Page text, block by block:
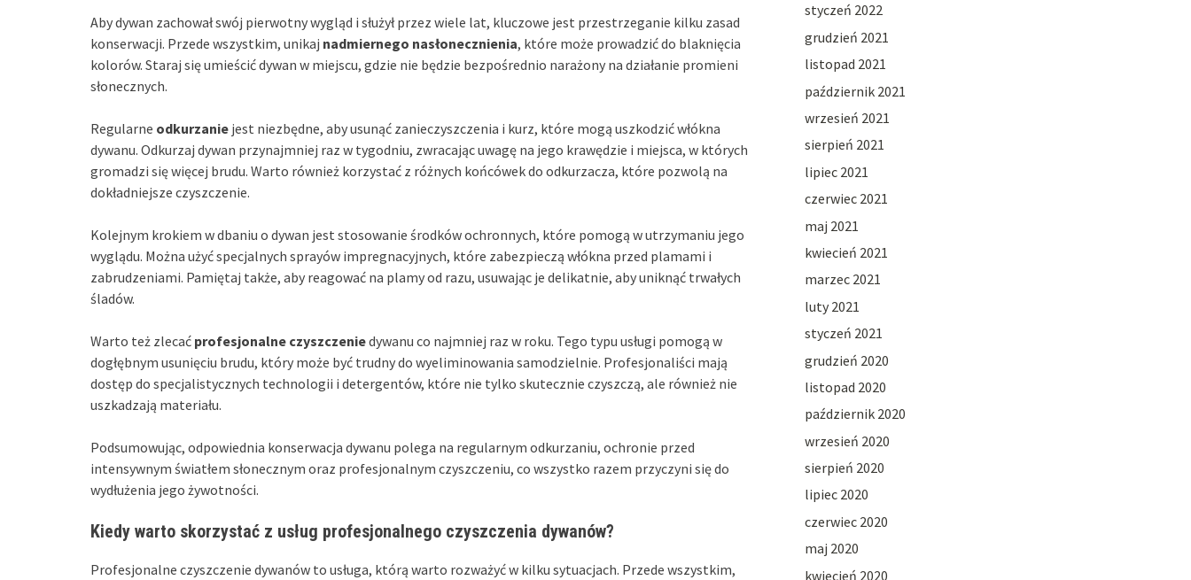
Aby dywan zachował swój pierwotny wygląd i służył przez wiele lat, kluczowe jest przestrzeganie kilku zasad
konserwacji. Przede wszystkim, unikaj nadmiernego nasłonecznienia, które może prowadzić do blaknięcia
kolorów. Staraj się umieścić dywan w miejscu, gdzie nie będzie bezpośrednio narażony na działanie promieni
słonecznych.
Regularne odkurzanie jest niezbędne, aby usunąć zanieczyszczenia i kurz, które mogą uszkodzić włókna
dywanu. Odkurzaj dywan przynajmniej raz w tygodniu, zwracając uwagę na jego krawędzie i miejsca, w których
gromadzi się więcej brudu. Warto również korzystać z różnych końcówek do odkurzacza, które pozwolą na
dokładniejsze czyszczenie.
Kolejnym krokiem w dbaniu o dywan jest stosowanie środków ochronnych, które pomogą w utrzymaniu jego
wyglądu. Można użyć specjalnych sprayów impregnacyjnych, które zabezpieczą włókna przed plamami i
zabrudzeniami. Pamiętaj także, aby reagować na plamy od razu, usuwając je delikatnie, aby uniknąć trwałych
śladów.
Warto też zlecać profesjonalne czyszczeniedywanu co najmniej raz w roku. Tego typu usługi pomogą w
dogłębnym usunięciu brudu, który może być trudny do wyeliminowania samodzielnie. Profesjonaliści mają
dostęp do specjalistycznych technologii i detergentów, które nie tylko skutecznie czyszczą, ale również nie
uszkadzają materiału.
Podsumowując, odpowiednia konserwacja dywanu polega na regularnym odkurzaniu, ochronie przed
intensywnym światłem słonecznym oraz profesjonalnym czyszczeniu, co wszystko razem przyczyni się do
wydłużenia jego żywotności.
Kiedy warto skorzystać z usług profesjonalnego czyszczenia dywanów?
Profesjonalne czyszczenie dywanów to usługa, którą warto rozważyć w kilku sytuacjach. Przede wszystkim,
styczeń 2022
grudzień 2021
listopad 2021
październik 2021
wrzesień 2021
sierpień 2021
lipiec 2021
czerwiec 2021
maj 2021
kwiecień 2021
marzec 2021
luty 2021
styczeń 2021
grudzień 2020
listopad 2020
październik 2020
wrzesień 2020
sierpień 2020
lipiec 2020
czerwiec 2020
maj 2020
kwiecień 2020